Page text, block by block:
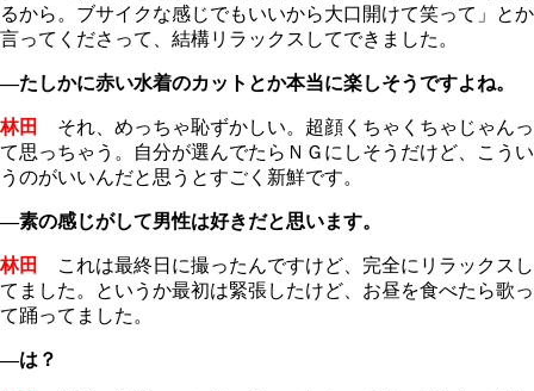
るから。ブサイクな感じでもいいから大口開けて笑って」とか
言ってくださって、結構リラックスしてできました。
―たしかに赤い水着のカットとか本当に楽しそうですよね。
林田
それ、めっちゃ恥ずかしい。超顔くちゃくちゃじゃんっ
て思っちゃう。自分が選んでたらＮＧにしそうだけど、こうい
うのがいいんだと思うとすごく新鮮です。
―素の感じがして男性は好きだと思います。
林田
これは最終日に撮ったんですけど、完全にリラックスし
てました。というか最初は緊張したけど、お昼を食べたら歌っ
て踊ってました。
―は？